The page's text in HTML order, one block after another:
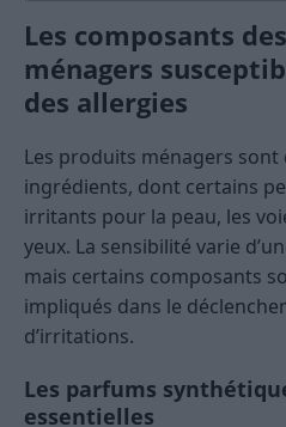
Les composants
ménagers
des allergies
Les produits ménagers sont
ingrédients, dont certains
irritants pour la peau, les
yeux. La sensibilité varie
mais certains composants
impliqués dans le
d’irritations.
Les parfums
essentielles